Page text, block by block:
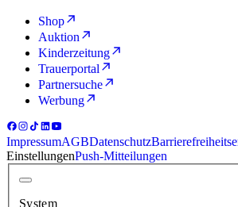
Shop
Auktion
Kinderzeitung
Trauerportal
Partnersuche
Werbung
ImpressumAGBDatenschutz
EinstellungenPush-Mitteilungen
System